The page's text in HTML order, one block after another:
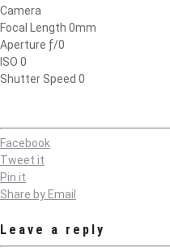
Camera
Focal Length 0mm
Aperture ƒ/0
ISO 0
Shutter Speed 0
Facebook
Tweet it
Pin it
Share by Email
Leave a reply